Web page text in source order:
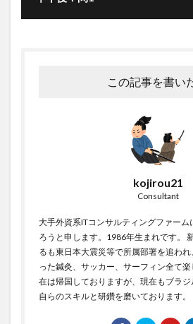
この記事を書い
kojirou21
Consultant
大手外資系ITコンサルティングファーム
ろうと申します。1986年生まれです。
るも東日本大震災等で所属部署を追わ
った鍼灸、サッカー、サーフィン全て
在は帰国しておりますが、現在もブラジ
自らのスキルと研鑽を磨いております。